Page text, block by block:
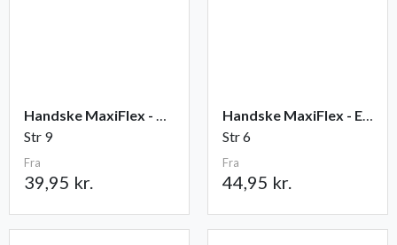
Handske MaxiFlex - Ultimate
Str 9
Fra
39,95 kr.
Handske MaxiFlex - Endurance
Str 6
Fra
44,95 kr.